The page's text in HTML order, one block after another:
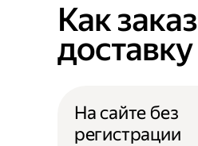
Как
доставку
На сайте без
регистрации